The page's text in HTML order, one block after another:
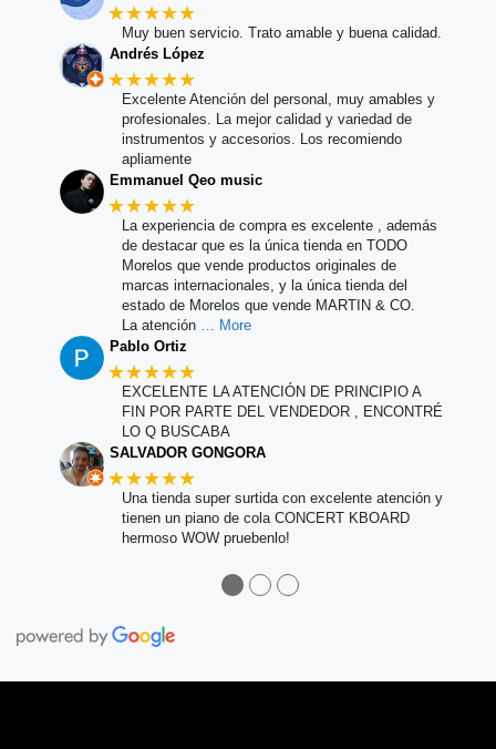
★★★★★
Muy buen servicio. Trato amable y buena calidad.
Andrés López
★★★★★
Excelente Atención del personal, muy amables y
profesionales. La mejor calidad y variedad de
instrumentos y accesorios. Los recomiendo
apliamente
Emmanuel Qeo music
★★★★★
La experiencia de compra es excelente , además
de destacar que es la única tienda en TODO
Morelos que vende productos originales de
marcas internacionales, y la única tienda del
estado de Morelos que vende MARTIN & CO.
La atención
… More
Pablo Ortiz
★★★★★
EXCELENTE LA ATENCIÓN DE PRINCIPIO A
FIN POR PARTE DEL VENDEDOR , ENCONTRÉ
LO Q BUSCABA
SALVADOR GONGORA
★★★★★
Una tienda super surtida con excelente atención y
tienen un piano de cola CONCERT KBOARD
hermoso WOW pruebenlo!
●●●